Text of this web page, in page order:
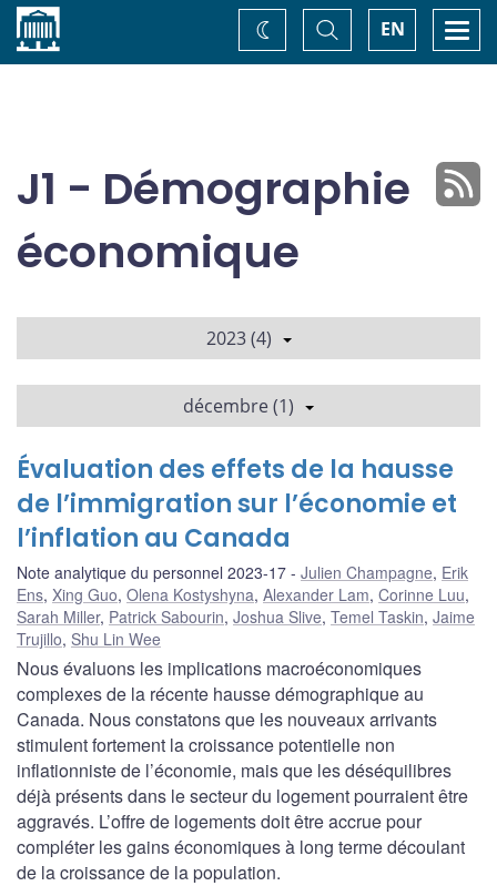
Accueil EN
Basculer
la
recherche
Changez
de
J1 - Démographie
économique
2023 (4)
décembre (1)
Évaluation des effets de la hausse
de l’immigration sur l’économie et
l’inflation au Canada
Note analytique du personnel 2023-17 Julien Champagne, Erik
Ens, Xing Guo, Olena Kostyshyna, Alexander Lam, Corinne Luu,
Sarah Miller, Patrick Sabourin, Joshua Slive, Temel Taskin, Jaime
Trujillo, Shu Lin Wee
Nous évaluons les implications macroéconomiques
complexes de la récente hausse démographique au
Canada. Nous constatons que les nouveaux arrivants
stimulent fortement la croissance potentielle non
inflationniste de l’économie, mais que les déséquilibres
déjà présents dans le secteur du logement pourraient être
aggravés. L’offre de logements doit être accrue pour
compléter les gains économiques à long terme découlant
de la croissance de la population.